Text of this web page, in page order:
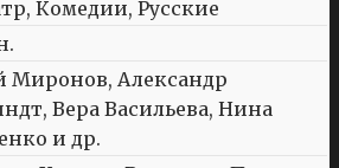
Комедии, Русские
Миронов, Александр
Вера Васильева, Нина
и др.